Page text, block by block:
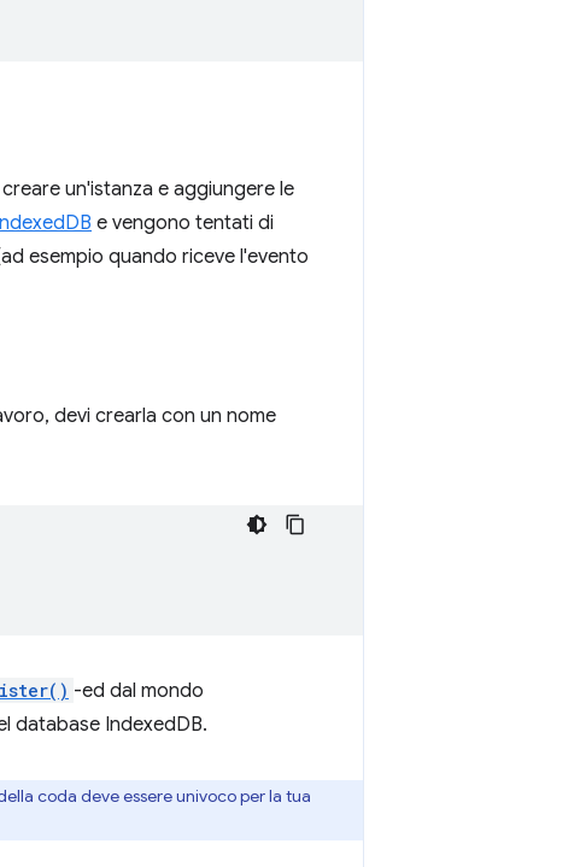
un'istanza e aggiungere le
e vengono tentati di
esempio quando riceve l'evento
devi crearla con un nome
-ed dal mondo
database IndexedDB.
coda deve essere univoco per la tua